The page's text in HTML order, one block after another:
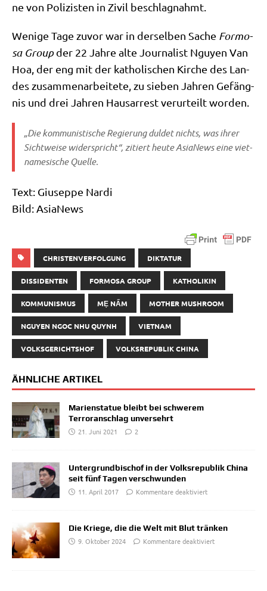
ne von Poli­zi­sten in Zivil beschlagnahmt.
Weni­ge Tage zuvor war in der­sel­ben Sache For­mo­
sa Groupder 22 Jah­re alte Jour­na­list Nguy­en Van
Hoa, der eng mit der katho­li­schen Kir­che des Lan­
des zusam­men­ar­bei­te­te, zu sie­ben Jah­ren Gefäng­
nis und drei Jah­ren Haus­ar­rest ver­ur­teilt worden.
„Die kom­mu­ni­sti­sche Regie­rung dul­det nichts, was ihrer
Sicht­wei­se wider­spricht“, zitiert heu­teAsia­Newseine viet­
na­me­si­sche Quelle.
Text: Giu­sep­pe Nardi
Bild: AsiaNews
CHRISTENVERFOLGUNG DIKTATUR
DISSIDENTEN FORMOSA GROUP KATHOLIKIN
KOMMUNISMUS MẸ NẤM MOTHER MUSHROOM
NGUYEN NGOC NHU QUYNH VIETNAM
VOLKSGERICHTSHOF VOLKSREPUBLIK CHINA
ÄHNLICHE ARTIKEL
Marienstatue bleibt bei schwerem
Terroranschlag unversehrt
21. Juni 2021
2
Untergrundbischof in der Volksrepublik China
seit fünf Tagen verschwunden
11. April 2017
Kommentare deaktiviert
Die Kriege, die die Welt mit Blut tränken
9. Oktober 2024
Kommentare deaktiviert